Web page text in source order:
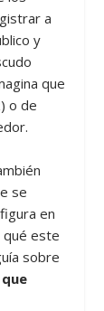
a
y
que
o de
se
en
qué este
sobre